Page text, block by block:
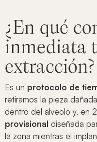
¿En qué
inmediata
extracción?
Es un protocolo de
retiramos la pieza
dentro del alveolo y, en
provisional diseñada
la zona mientras el